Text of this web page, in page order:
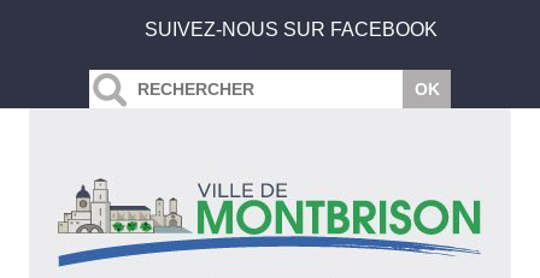
SUIVEZ-NOUS SUR FACEBOOK